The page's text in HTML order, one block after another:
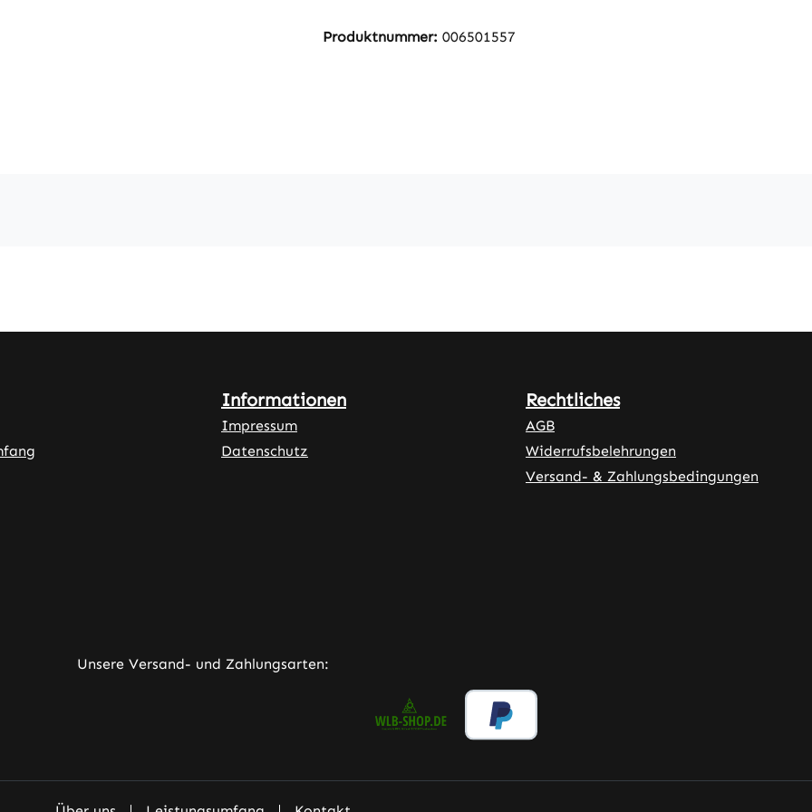
Produktnummer: 006501557
Link) Link)
Tab (externer Link)
Link)
Informationen
Impressum
Datenschutz
Rechtliches
AGB
Widerrufsbelehrungen
Versand- & Zahlungsbedingungen
Unsere Versand- und Zahlungsarten: